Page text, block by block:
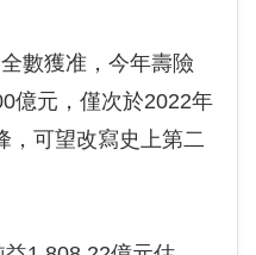
數獲准，今年壽險
億元，僅次於2022年
，可望改寫史上第二